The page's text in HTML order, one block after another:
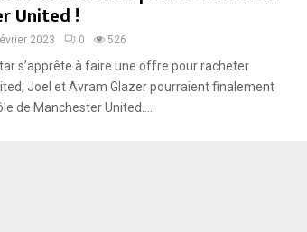
United !
2023 0 526
s’apprête à faire une offre pour racheter
Joel et Avram Glazer pourraient finalement
de Manchester United....